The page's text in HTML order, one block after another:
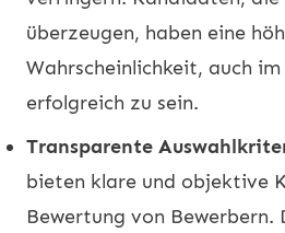
überzeugen, haben eine
Wahrscheinlichkeit, auch
erfolgreich zu sein.
Transparente
bieten klare und objektive
Bewertung von